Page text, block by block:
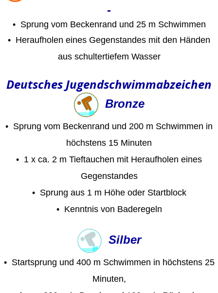
-
• Sprung vom Beckenrand und 25 m Schwimmen
• Heraufholen eines Gegenstandes mit den Händen
aus schultertiefem Wasser
Deutsches Jugendschwimmabzeichen
Bronze
• Sprung vom Beckenrand und 200 m Schwimmen in
höchstens 15 Minuten
• 1 x ca. 2 m Tieftauchen mit Heraufholen eines
Gegenstandes
• Sprung aus 1 m Höhe oder Startblock
• Kenntnis von Baderegeln
Silber
• Startsprung und 400 m Schwimmen in höchstens 25
Minuten,